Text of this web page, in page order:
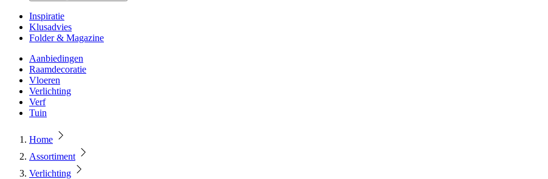
Inspiratie
Klusadvies
Folder & Magazine
Aanbiedingen
Raamdecoratie
Vloeren
Verlichting
Verf
Tuin
Home
Assortiment
Verlichting